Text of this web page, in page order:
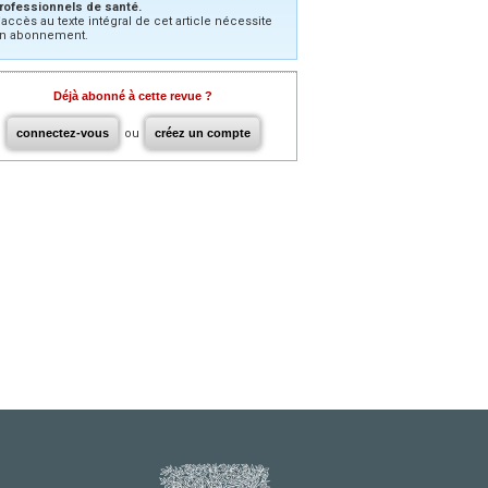
de santé.
au texte intégral de cet article nécessite
abonnement.
Déjà abonné à cette revue ?
connectez-vous ou créez un compte